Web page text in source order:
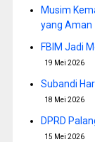
Musim
yang Aman
FBIM Jadi
19 Mei 2026
Subandi
18 Mei 2026
DPRD
15 Mei 2026